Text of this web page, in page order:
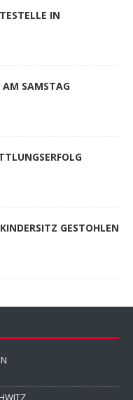
IN
AM SAMSTAG
GESTOHLEN